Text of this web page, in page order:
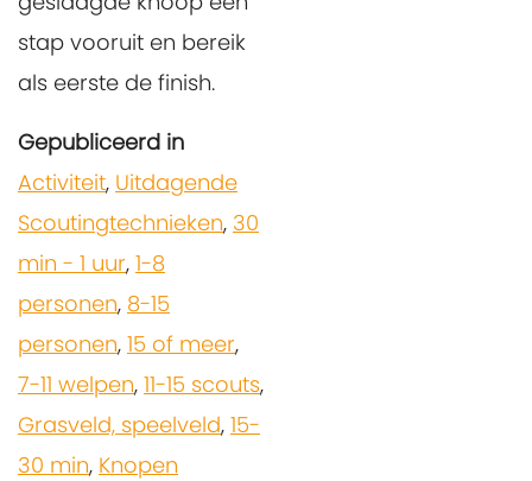
stap vooruit en bereik
als eerste de finish.
Gepubliceerd in
Activiteit, Uitdagende
Scoutingtechnieken, 30
min - 1 uur, 1-8
personen, 8-15
personen, 15 of meer,
7-11 welpen, 11-15 scouts,
Grasveld, speelveld, 15-
30 min, Knopen